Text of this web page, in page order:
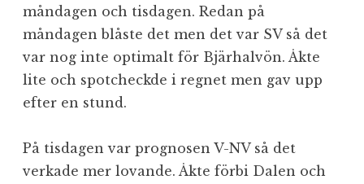
måndagen och tisdagen. Redan på
måndagen blåste det men det var SV så det
var nog inte optimalt för Bjärhalvön. Åkte
lite och spotcheckde i regnet men gav upp
efter en stund.
På tisdagen var prognosen V-NV så det
verkade mer lovande. Åkte förbi Dalen och